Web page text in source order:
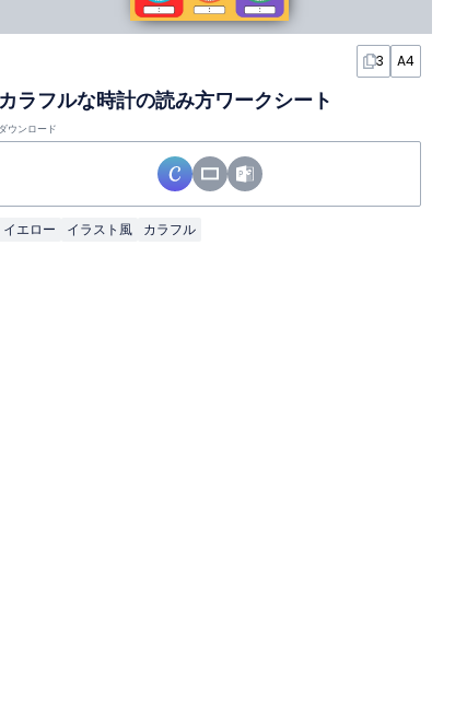
3 A4
カラフルな時計の読み方ワークシート
ダウンロード
イエロー イラスト風 カラフル